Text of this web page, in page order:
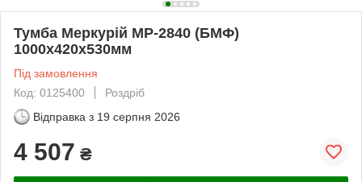
Тумба Меркурій МР-2840 (БМФ)
1000х420х530мм
Під замовлення
Код: 0125400
Роздріб
Відправка з 19 серпня 2026
4 507 ₴